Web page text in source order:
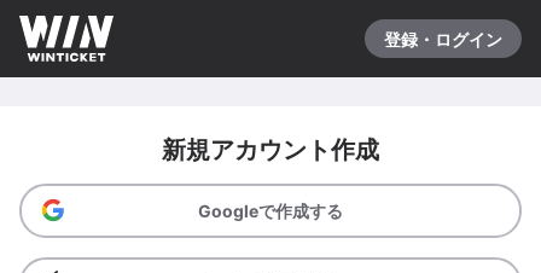
登録・ログイン
新規アカウント作成
Googleで作成する